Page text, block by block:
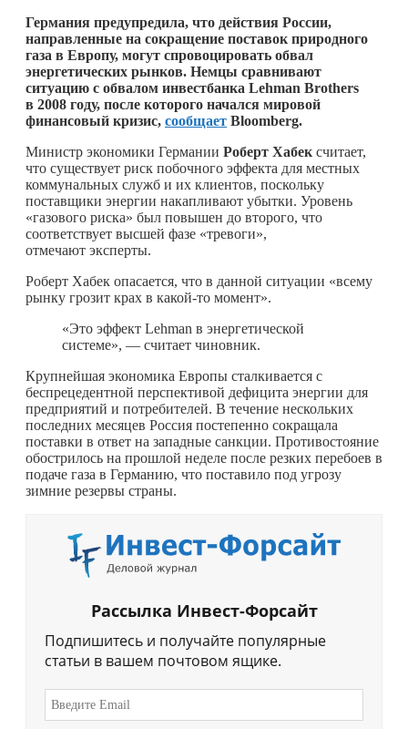
Германия предупредила, что действия России,
направленные на сокращение поставок природного
газа в Европу, могут спровоцировать обвал
энергетических рынков. Немцы сравнивают
ситуацию с обвалом инвестбанка Lehman Brothers
в 2008 году, после которого начался мировой
финансовый кризис, сообщает Bloomberg.
Министр экономики Германии Роберт Хабек считает,
что существует риск побочного эффекта для местных
коммунальных служб и их клиентов, поскольку
поставщики энергии накапливают убытки. Уровень
«газового риска» был повышен до второго, что
соответствует высшей фазе «тревоги»,
отмечают эксперты.
Роберт Хабек опасается, что в данной ситуации «всему
рынку грозит крах в какой-то момент».
«Это эффект Lehman в энергетической
системе», — считает чиновник.
Крупнейшая экономика Европы сталкивается с
беспрецедентной перспективой дефицита энергии для
предприятий и потребителей. В течение нескольких
последних месяцев Россия постепенно сокращала
поставки в ответ на западные санкции. Противостояние
обострилось на прошлой неделе после резких перебоев в
подаче газа в Германию, что поставило под угрозу
зимние резервы страны.
Рассылка Инвест-Форсайт
Подпишитесь и получайте популярные
статьи в вашем почтовом ящике.